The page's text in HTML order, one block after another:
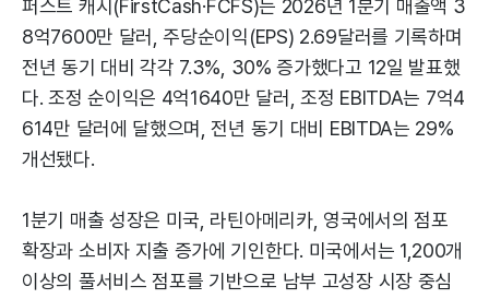
퍼스트 캐시(FirstCash·FCFS)는 2026년 1분기 매출액 3
8억7600만 달러, 주당순이익(EPS) 2.69달러를 기록하며
전년 동기 대비 각각 7.3%, 30% 증가했다고 12일 발표했
다. 조정 순이익은 4억1640만 달러, 조정 EBITDA는 7억4
614만 달러에 달했으며, 전년 동기 대비 EBITDA는 29%
개선됐다.
1분기 매출 성장은 미국, 라틴아메리카, 영국에서의 점포
확장과 소비자 지출 증가에 기인한다. 미국에서는 1,200개
이상의 풀서비스 점포를 기반으로 남부 고성장 시장 중심